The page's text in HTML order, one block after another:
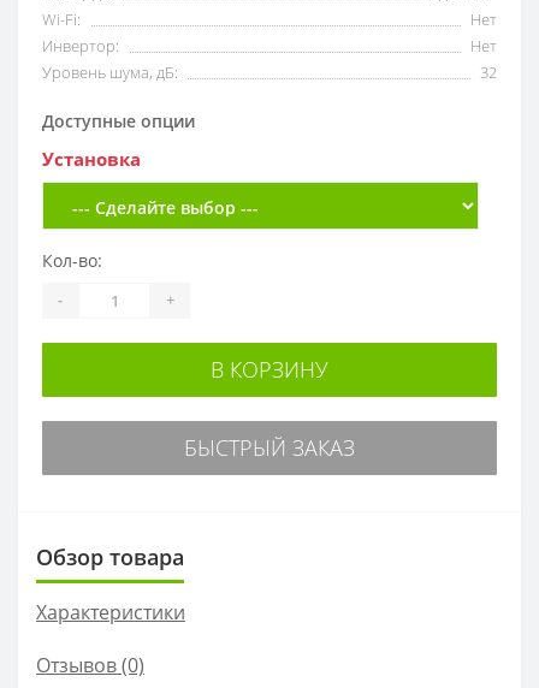
Wi-Fi:
Нет
Инвертор:
Нет
Уровень шума, дБ:
32
Доступные опции
Установка
Кол-во:
- +
В КОРЗИНУ
БЫСТРЫЙ ЗАКАЗ
Обзор товара
Характеристики
Отзывов (0)